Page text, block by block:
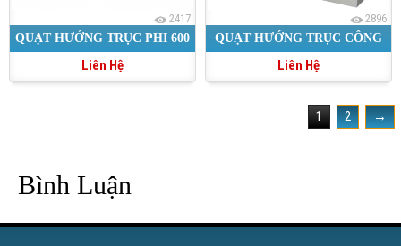
2417
QUẠT HƯỚNG TRỤC PHI 600
Liên Hệ
2896
QUẠT HƯỚNG TRỤC CÔNG
NGHIỆP ÁP SUẤT CAO
Liên Hệ
1 2 →
Bình Luận